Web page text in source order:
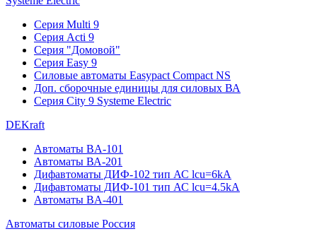
Серия Multi 9
Серия Acti 9
Серия "Домовой"
Серия Easy 9
Силовые автоматы Easypact Compact NS
Доп. сборочные единицы для силовых ВА
Серия City 9 Systeme Electric
DEKraft
Автоматы BA-101
Автоматы ВА-201
Дифавтоматы ДИФ-102 тип АС lcu=6kA
Дифавтоматы ДИФ-101 тип АС lcu=4.5kA
Автоматы BA-401
Автоматы силовые Россия